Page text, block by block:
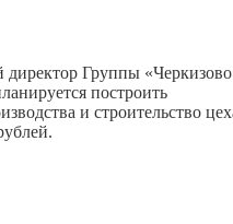
Группы
построить
и строительство